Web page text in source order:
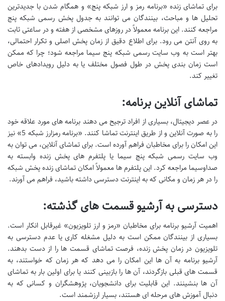
برای تماشای زنده «برنامه رمز و ارز شبکه پنج» و همگام شدن با جدیدترین
تحلیل ها و مباحث، بینندگان می توانند به جدول پخش رسمی شبکه پنج
مراجعه کنند. این برنامه معمولاً در روزهای مشخصی از هفته و در ساعتی ثابت
به روی آنتن می رود. برای اطلاع دقیق از زمان پخش اصلی و تکرار احتمالی،
بهتر است به وب سایت رسمی شبکه پنج سیما مراجعه شود؛ چرا که ممکن
است زمان بندی پخش در طول فصول مختلف یا به دلیل رویدادهای خاص
تغییر کند.
تماشای آنلاین برنامه:
در عصر دیجیتال، بسیاری از افراد ترجیح می دهند برنامه های مورد علاقه خود
را به صورت آنلاین و از طریق اینترنت تماشا کنند. «برنامه رمزارز شبکه 5» نیز
این امکان را برای مخاطبان فراهم آورده است. برای تماشای آنلاین، می توان به
وب سایت رسمی شبکه پنج سیما یا پلتفرم های پخش زنده وابسته به
صداوسیما مراجعه کرد. این پلتفرم ها معمولاً امکان تماشای زنده پخش شبکه
را در هر زمان و مکانی که به اینترنت دسترسی داشته باشید، فراهم می آورند.
دسترسی به آرشیو قسمت های گذشته:
اهمیت آرشیو برنامه برای مخاطبان «رمز و ارز تلویزیون» غیرقابل انکار است.
بسیاری از بینندگان ممکن است به دلیل مشغله کاری یا عدم دسترسی به
تلویزیون در زمان پخش زنده، فرصت تماشای قسمت ها را از دست بدهند.
آرشیو برنامه به آن ها این امکان را می دهد که هر زمان که خواستند، به
قسمت های قبلی بازگردند، آن ها را بازبینی کنند یا برای اولین بار به تماشای
آن ها بنشینند. این قابلیت برای دانشجویان، پژوهشگران و کسانی که به
دنبال آموزش های مرحله ای هستند، بسیار ارزشمند است.